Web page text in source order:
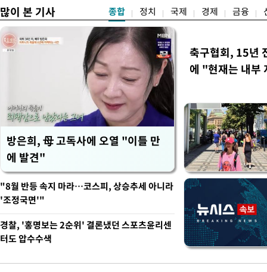
러
많이 본 기사 종합 정치 국제 경제 금융
방은희, 母 고독사에 오열 "이틀 만
에 발견"
축구협회, 15년
에 "현재는 내부
"8월 반등 속지 마라…코스피, 상승추세 아니라
'조정국면'"
경찰, '홍명보는 2순위' 결론냈던 스포츠윤리센
터도 압수수색